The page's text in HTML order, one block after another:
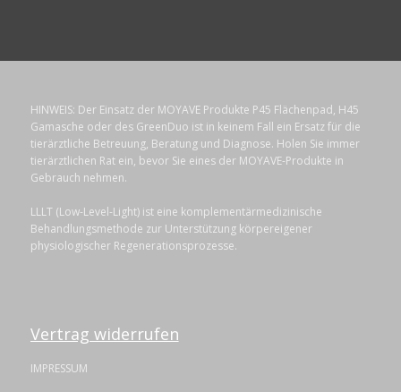
HINWEIS: Der Einsatz der MOYAVE Produkte P45 Flächenpad, H45
Gamasche oder des GreenDuo ist in keinem Fall ein Ersatz für die
tierärztliche Betreuung, Beratung und Diagnose. Holen Sie immer
tierärztlichen Rat ein, bevor Sie eines der MOYAVE-Produkte in
Gebrauch nehmen.
LLLT (Low-Level-Light) ist eine komplementärmedizinische
Behandlungsmethode zur Unterstützung körpereigener
physiologischer Regenerationsprozesse.
Vertrag widerrufen
IMPRESSUM